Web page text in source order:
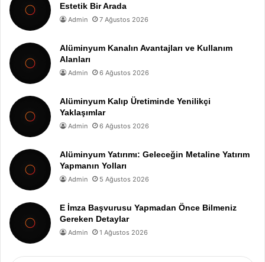
Estetik Bir Arada
Admin 7 Ağustos 2026
Alüminyum Kanalın Avantajları ve Kullanım
Alanları
Admin 6 Ağustos 2026
Alüminyum Kalıp Üretiminde Yenilikçi
Yaklaşımlar
Admin 6 Ağustos 2026
Alüminyum Yatırımı: Geleceğin Metaline Yatırım
Yapmanın Yolları
Admin 5 Ağustos 2026
E İmza Başvurusu Yapmadan Önce Bilmeniz
Gereken Detaylar
Admin 1 Ağustos 2026